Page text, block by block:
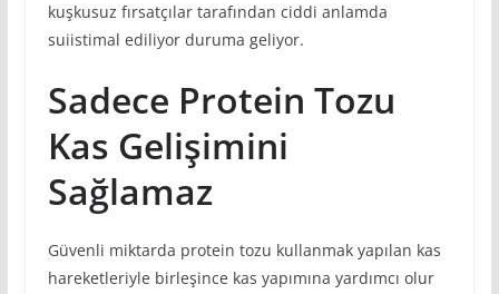
kuşkusuz fırsatçılar tarafından ciddi anlamda
suiistimal ediliyor duruma geliyor.
Sadece Protein Tozu
Kas Gelişimini
Sağlamaz
Güvenli miktarda protein tozu kullanmak yapılan kas
hareketleriyle birleşince kas yapımına yardımcı olur